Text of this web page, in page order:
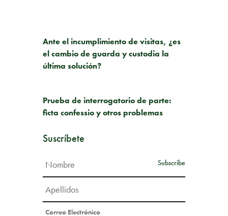
Ante el incumplimiento de visitas, ¿es
el cambio de guarda y custodia la
última solución?
Prueba de interrogatorio de parte:
ficta confessio y otros problemas
Suscríbete